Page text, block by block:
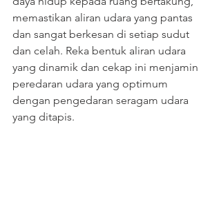
memastikan aliran udara yang pantas
dan sangat berkesan di setiap sudut
dan celah. Reka bentuk aliran udara
yang dinamik dan cekap ini menjamin
peredaran udara yang optimum
dengan pengedaran seragam udara
yang ditapis.